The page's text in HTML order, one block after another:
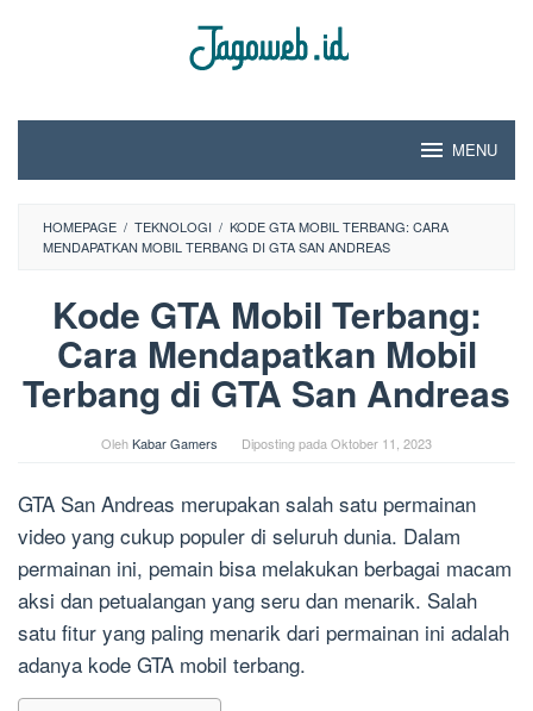
MENU
HOMEPAGE / TEKNOLOGI / KODE GTA MOBIL TERBANG: CARA
MENDAPATKAN MOBIL TERBANG DI GTA SAN ANDREAS
Kode GTA Mobil Terbang:
Cara Mendapatkan Mobil
Terbang di GTA San Andreas
OlehKabar Gamers Diposting pada Oktober 11, 2023
GTA San Andreas merupakan salah satu permainan
video yang cukup populer di seluruh dunia. Dalam
permainan ini, pemain bisa melakukan berbagai macam
aksi dan petualangan yang seru dan menarik. Salah
satu fitur yang paling menarik dari permainan ini adalah
adanya kode GTA mobil terbang.